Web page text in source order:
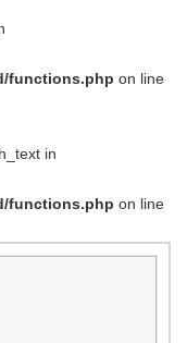
functions.php on line
in
functions.php on line